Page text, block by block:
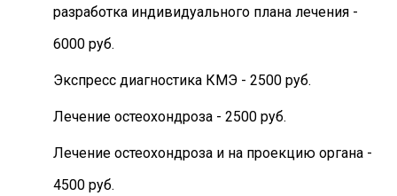
разработка индивидуального плана лечения -
6000 руб.
Экспресс диагностика КМЭ - 2500 руб.
Лечение остеохондроза - 2500 руб.
Лечение остеохондроза и на проекцию органа -
4500 руб.